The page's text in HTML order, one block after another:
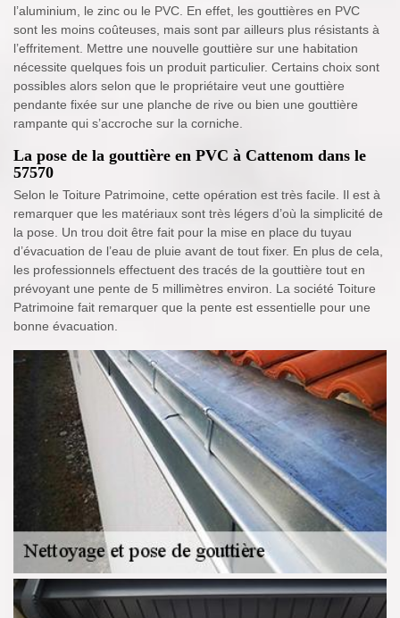
l’aluminium, le zinc ou le PVC. En effet, les gouttières en PVC
sont les moins coûteuses, mais sont par ailleurs plus résistants à
l’effritement. Mettre une nouvelle gouttière sur une habitation
nécessite quelques fois un produit particulier. Certains choix sont
possibles alors selon que le propriétaire veut une gouttière
pendante fixée sur une planche de rive ou bien une gouttière
rampante qui s’accroche sur la corniche.
La pose de la gouttière en PVC à Cattenom dans le
57570
Selon le Toiture Patrimoine, cette opération est très facile. Il est à
remarquer que les matériaux sont très légers d’où la simplicité de
la pose. Un trou doit être fait pour la mise en place du tuyau
d’évacuation de l’eau de pluie avant de tout fixer. En plus de cela,
les professionnels effectuent des tracés de la gouttière tout en
prévoyant une pente de 5 millimètres environ. La société Toiture
Patrimoine fait remarquer que la pente est essentielle pour une
bonne évacuation.